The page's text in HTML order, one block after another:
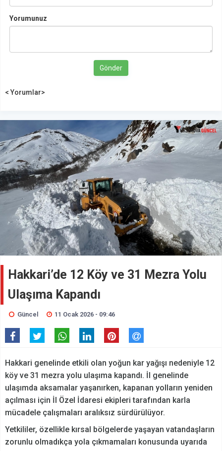
Yorumunuz
Gönder
< Yorumlar>
Hakkari’de 12 Köy ve 31 Mezra Yolu
Ulaşıma Kapandı
Güncel 11 Ocak 2026 - 09:46
Hakkari genelinde etkili olan yoğun kar yağışı nedeniyle 12
köy ve 31 mezra yolu ulaşıma kapandı. İl genelinde
ulaşımda aksamalar yaşanırken, kapanan yolların yeniden
açılması için İl Özel İdaresi ekipleri tarafından karla
mücadele çalışmaları aralıksız sürdürülüyor.
Yetkililer, özellikle kırsal bölgelerde yaşayan vatandaşların
zorunlu olmadıkça yola çıkmamaları konusunda uyarıda